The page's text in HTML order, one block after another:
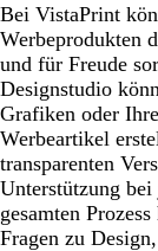
Bei VistaPrint
Werbeprodukten
und für Freude
Designstudio
Grafiken oder
Werbeartikel
transparenten
Unterstützung
gesamten
Fragen zu